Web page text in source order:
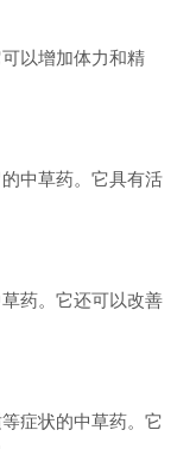
以增加体力和精
中草药。它具有活
药。它还可以改善
症状的中草药。它